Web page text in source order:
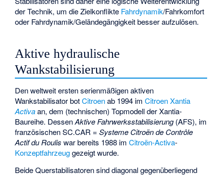
der Technik, um die Zielkonflikte Fahrdynamik/Fahrkomfort
oder Fahrdynamik/Geländegängigkeit besser aufzulösen.
Aktive hydraulische
Wankstabilisierung
Den weltweit ersten serienmäßigen aktiven
Wankstabilisator botCitroenab 1994 imCitroen Xantia
Activaan, dem (technischen) Topmodell der Xantia-
Baureihe. DessenAktive Fahrwerksstabilisierung(AFS), im
französischen SC.CAR =Systeme Citroën de Contrôle
Actif du Roulis war bereits 1988 imCitroën-Activa-
Konzeptfahrzeuggezeigt wurde.
Beide Querstabilisatoren sind diagonal gegenüberliegend